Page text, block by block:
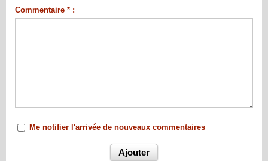
Commentaire * :
Me notifier l'arrivée de nouveaux commentaires